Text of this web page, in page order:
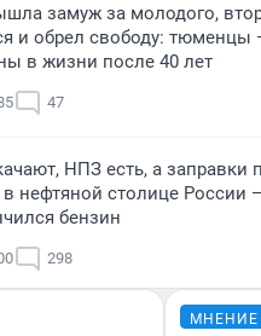
замуж за молодого,
и обрел свободу: тюменцы
в жизни после 40 лет
47
НПЗ есть, а заправки
нефтяной столице России
бензин
298
МНЕНИЕ